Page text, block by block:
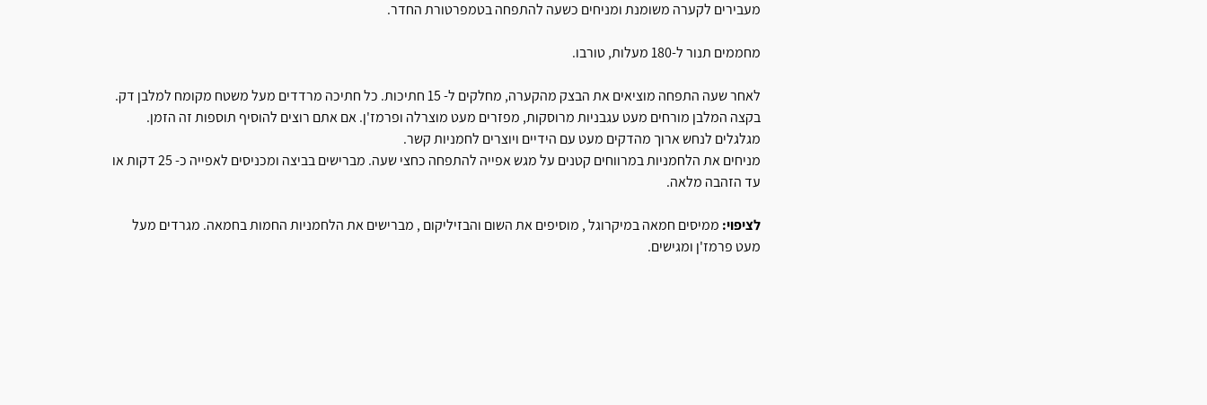
מעבירים לקערה משומנת ומניחים כשעה להתפחה בטמפרטורת החדר.
מחממים תנור ל-180 מעלות, טורבו.
לאחר שעה התפחה מוציאים את הבצק מהקערה, מחלקים ל- 15 חתיכות. כל חתיכה מרדדים מעל משטח מקומח למלבן דק.
בקצה המלבן מורחים מעט עגבניות מרוסקות, מפזרים מעט מוצרלה ופרמז'ן. אם אתם רוצים להוסיף תוספות זה הזמן.
מגלגלים לנחש ארוך מהדקים מעט עם הידיים ויוצרים לחמניות קשר.
מניחים את הלחמניות במרווחים קטנים על מגש אפייה להתפחה כחצי שעה. מברישים בביצה ומכניסים לאפייה כ- 25 דקות או
עד הזהבה מלאה.
לציפוי: ממיסים חמאה במיקרוגל , מוסיפים את השום והבזיליקום , מברישים את הלחמניות החמות בחמאה. מגרדים מעל
מעט פרמז'ן ומגישים.